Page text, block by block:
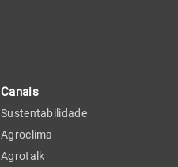
Canais
Sustentabilidade
Agroclima
Agrotalk